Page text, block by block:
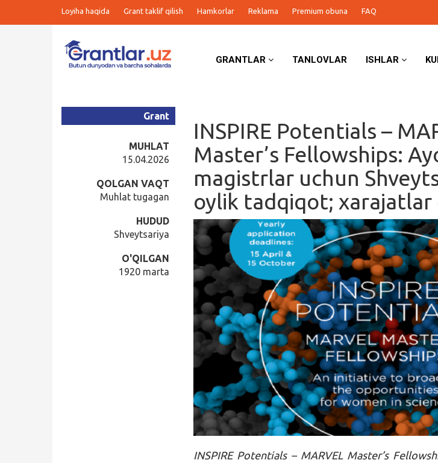
Loyiha haqida Grant taklif qilish Hamkorlar Reklama Premium obuna FAQ
GRANTLAR TANLOVLAR ISHLAR
INSPIRE Potentials –
Master’s Fellowships:
magistrlar uchun
oylik tadqiqot; xarajatlar
Grant
MUHLAT
15.04.2026
QOLGAN VAQT
Muhlat tugagan
HUDUD
Shveytsariya
O'QILGAN
1920 marta
INSPIRE Potentials – MARVEL Master’s